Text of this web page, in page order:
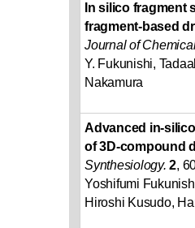
In silico fragment
fragment-based
Journal of
Y. Fukunishi,
Nakamura
Advanced in-
of 3D-compound
Synthesiology. 2,
Yoshifumi
Hiroshi Kusudo,